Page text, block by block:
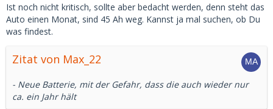
Ist noch nicht kritisch, sollte aber bedacht werden, denn steht das
Auto einen Monat, sind 45 Ah weg. Kannst ja mal suchen, ob Du
was findest.
Zitat von Max_22
- Neue Batterie, mit der Gefahr, dass die auch wieder nur
ca. ein Jahr hält